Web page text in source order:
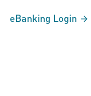
eBanking Login